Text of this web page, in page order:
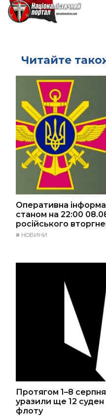
Читайте
Оперативна
станом на 22:00
російського
# НОВИНИ
Протягом 1–8
уразили ще 12 суден
флоту